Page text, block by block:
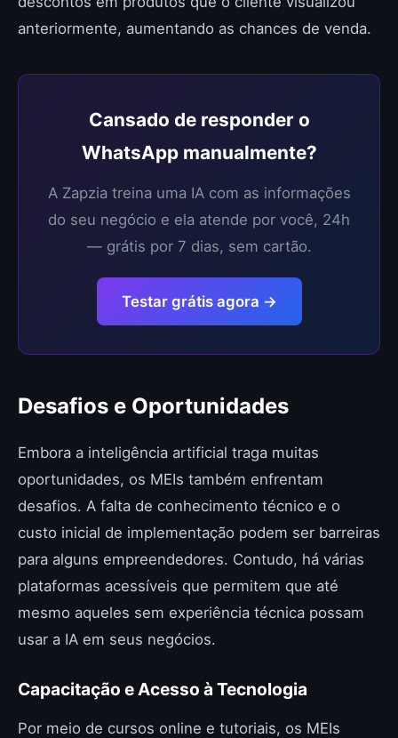
anteriormente, aumentando as chances de venda.
Cansado de responder o
WhatsApp manualmente?
A Zapzia treina uma IA com as informações
do seu negócio e ela atende por você, 24h
— grátis por 7 dias, sem cartão.
Testar grátis agora →
Desafios e Oportunidades
Embora a inteligência artificial traga muitas
oportunidades, os MEIs também enfrentam
desafios. A falta de conhecimento técnico e o
custo inicial de implementação podem ser barreiras
para alguns empreendedores. Contudo, há várias
plataformas acessíveis que permitem que até
mesmo aqueles sem experiência técnica possam
usar a IA em seus negócios.
Capacitação e Acesso à Tecnologia
Por meio de cursos online e tutoriais, os MEIs